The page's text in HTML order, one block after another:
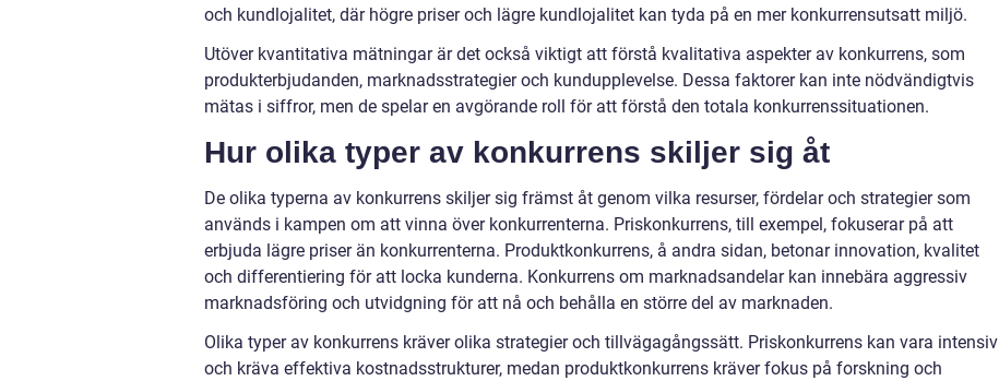
och kundlojalitet, där högre priser och lägre kundlojalitet kan tyda på en mer konkurrensutsatt miljö.
Utöver kvantitativa mätningar är det också viktigt att förstå kvalitativa aspekter av konkurrens, som
produkterbjudanden, marknadsstrategier och kundupplevelse. Dessa faktorer kan inte nödvändigtvis
mätas i siffror, men de spelar en avgörande roll för att förstå den totala konkurrenssituationen.
Hur olika typer av konkurrens skiljer sig åt
De olika typerna av konkurrens skiljer sig främst åt genom vilka resurser, fördelar och strategier som
används i kampen om att vinna över konkurrenterna. Priskonkurrens, till exempel, fokuserar på att
erbjuda lägre priser än konkurrenterna. Produktkonkurrens, å andra sidan, betonar innovation, kvalitet
och differentiering för att locka kunderna. Konkurrens om marknadsandelar kan innebära aggressiv
marknadsföring och utvidgning för att nå och behålla en större del av marknaden.
Olika typer av konkurrens kräver olika strategier och tillvägagångssätt. Priskonkurrens kan vara intensiv
och kräva effektiva kostnadsstrukturer, medan produktkonkurrens kräver fokus på forskning och